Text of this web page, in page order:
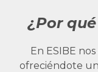
¿Por
En ESIBE
ofreciéndote